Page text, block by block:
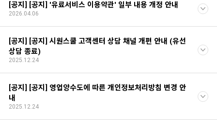
[공지] [공지] '유료서비스 이용약관' 일부 내용 개정 안내
2026.04.06
[공지] [공지] 시원스쿨 고객센터 상담 채널 개편 안내 (유선
상담 종료)
2025.12.24
[공지] [공지] 영업양수도에 따른 개인정보처리방침 변경 안
내
2025.12.24